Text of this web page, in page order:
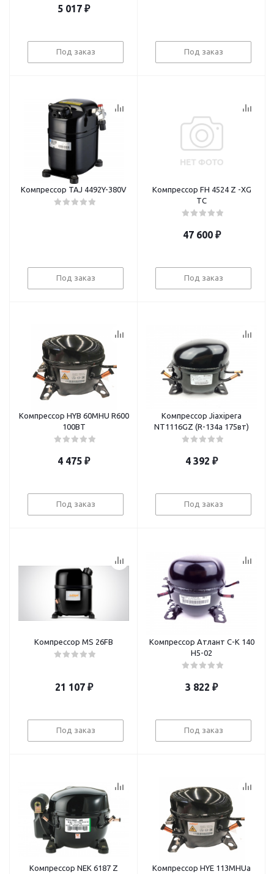
5 017 ₽
Под заказ Под заказ
Компрессор TAJ 4492Y-380V
Под заказ
Компрессор FH 4524 Z -XG
TC
47 600₽
Под заказ
Компрессор HYB 60MHU R600
100BT
4 475 ₽
Под заказ
Компрессор Jiaxipera
NТ1116GZ (R-134а 175вт)
4 392 ₽
Под заказ
Компрессор MS 26FB
21 107₽
Под заказ
Компрессор Атлант С-К 140
Н5-02
3 822 ₽
Под заказ
Компрессор NEK 6187 Z
Компрессор HYE 113MHUa